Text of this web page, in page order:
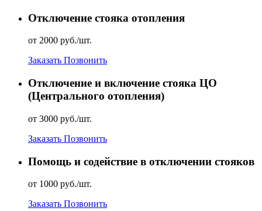
Отключение стояка отопления
от 2000 руб./шт.
Заказать Позвонить
Отключение и включение стояка ЦО
(Центрального отопления)
от 3000 руб./шт.
Заказать Позвонить
Помощь и содействие в отключении стояков
от 1000 руб./шт.
Заказать Позвонить